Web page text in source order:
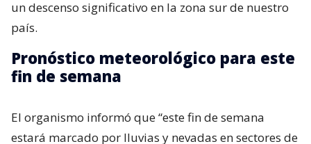
un descenso significativo en la zona sur de nuestro
país.
Pronóstico meteorológico para este
fin de semana
El organismo informó que “este fin de semana
estará marcado por lluvias y nevadas en sectores de